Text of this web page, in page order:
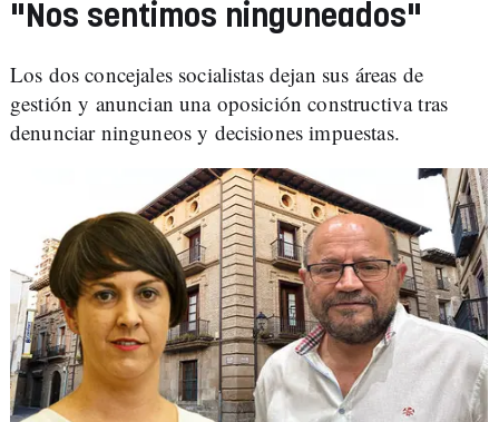
"Nos sentimos ninguneados"
Los dos concejales socialistas dejan sus áreas de
gestión y anuncian una oposición constructiva tras
denunciar ninguneos y decisiones impuestas.